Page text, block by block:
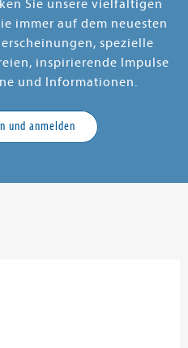
Sie unsere vielfältigen
immer auf dem neuesten
spezielle
inspirierende Impulse
und Informationen.
und anmelden